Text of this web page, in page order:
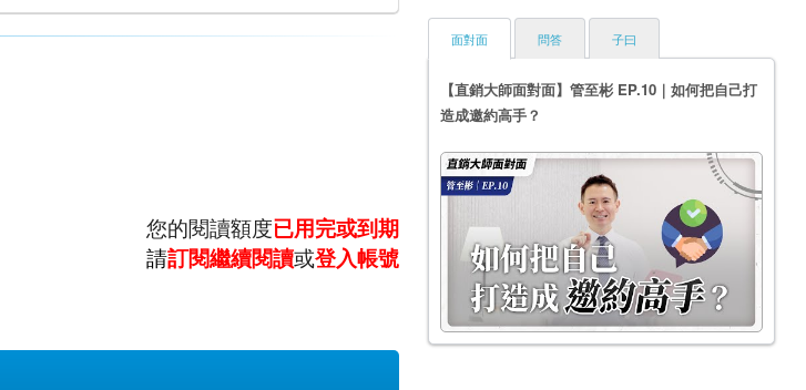
您的閱讀額度已用完或到期
請訂閱繼續閱讀或登入帳號
面對面
【直銷大師面對面】管至彬 EP.10｜如何把自己打
造成邀約高手？
問答 子曰